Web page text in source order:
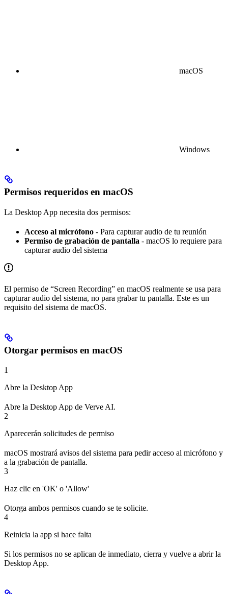
macOS
Windows
Permisos requeridos en macOS
La Desktop App necesita dos permisos:
Acceso al micrófono - Para capturar audio de tu reunión
Permiso de grabación de pantalla - macOS lo requiere para
capturar audio del sistema
El permiso de “Screen Recording” en macOS realmente se usa para
capturar audio del sistema, no para grabar tu pantalla. Este es un
requisito del sistema de macOS.
Otorgar permisos en macOS
1
Abre la Desktop App
Abre la Desktop App de Verve AI.
2
Aparecerán solicitudes de permiso
macOS mostrará avisos del sistema para pedir acceso al micrófono y
a la grabación de pantalla.
3
Haz clic en 'OK' o 'Allow'
Otorga ambos permisos cuando se te solicite.
4
Reinicia la app si hace falta
Si los permisos no se aplican de inmediato, cierra y vuelve a abrir la
Desktop App.